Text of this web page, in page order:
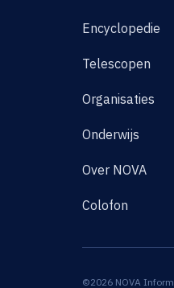
Encyclopedie
Telescopen
Organisaties
Onderwijs
Over NOVA
Colofon
©2026 NOVA